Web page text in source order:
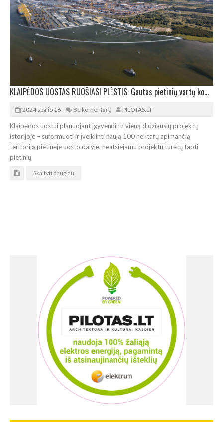
KLAIPĖDOS UOSTAS RUOŠIASI PLĖSTIS: Gautas pietinių vartų komplekso statybos leidimas
2024 spalio 16 Be komentarų PILOTAS.LT
Klaipėdos uostui planuojant įgyvendinti vieną didžiausių projektų
istorijoje – suformuoti ir įveiklinti naują 100 hektarų apimančią
teritoriją pietinėje uosto dalyje, neatsiejamu projektu turėtų tapti
pietinių
Skaityti daugiau